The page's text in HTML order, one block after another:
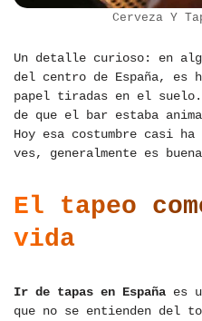
Cerveza Y
Un detalle curioso: en
del centro de España,
papel tiradas en el
de que el bar estaba
Hoy esa costumbre casi
ves, generalmente es
El tapeo
vida
Ir de tapas en España es
que no se entienden del